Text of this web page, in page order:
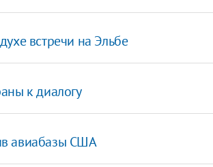
встречи на Эльбе
к диалогу
авиабазы США